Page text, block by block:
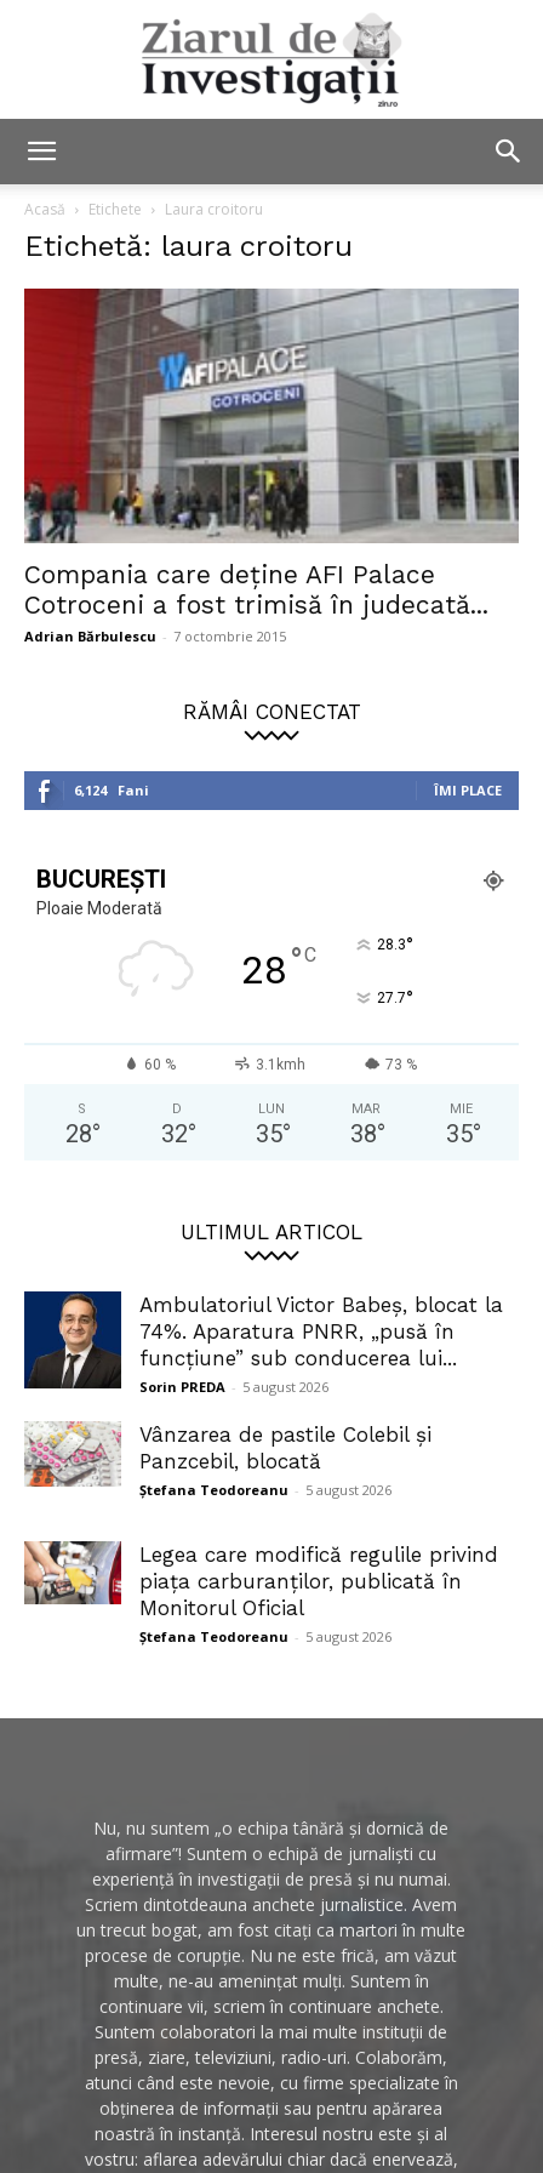
Investigații
Acasă Etichete Laura croitoru
Etichetă: laura croitoru
Compania care deţine AFI Palace
Cotroceni a fost trimisă în judecată...
Adrian Bărbulescu - 7 octombrie 2015
RĂMÂI CONECTAT
6,124 Fani ÎMI PLACE
BUCUREȘTI
Ploaie Moderată
28°C 28.3°
27.7°
60 % 3.1kmh 73 %
S
28°
D
32°
LUN
35°
MAR
38°
MIE
35°
ULTIMUL ARTICOL
Ambulatoriul Victor Babeș, blocat la
74%. Aparatura PNRR, „pusă în
funcțiune” sub conducerea lui...
Sorin PREDA - 5 august 2026
Vânzarea de pastile Colebil și
Panzcebil, blocată
Ștefana Teodoreanu - 5 august 2026
Legea care modifică regulile privind
piața carburanților, publicată în
Monitorul Oficial
Ștefana Teodoreanu - 5 august 2026
Nu, nu suntem „o echipa tânără și dornică de
afirmare”! Suntem o echipă de jurnaliști cu
experiență în investigații de presă și nu numai.
Scriem dintotdeauna anchete jurnalistice. Avem
un trecut bogat, am fost citați ca martori în multe
procese de corupție. Nu ne este frică, am văzut
multe, ne-au amenințat mulți. Suntem în
continuare vii, scriem în continuare anchete.
Suntem colaboratori la mai multe instituții de
presă, ziare, televiziuni, radio-uri. Colaborăm,
atunci când este nevoie, cu firme specializate în
obținerea de informații sau pentru apărarea
noastră în instanță. Interesul nostru este și al
vostru: aflarea adevărului chiar dacă enervează,